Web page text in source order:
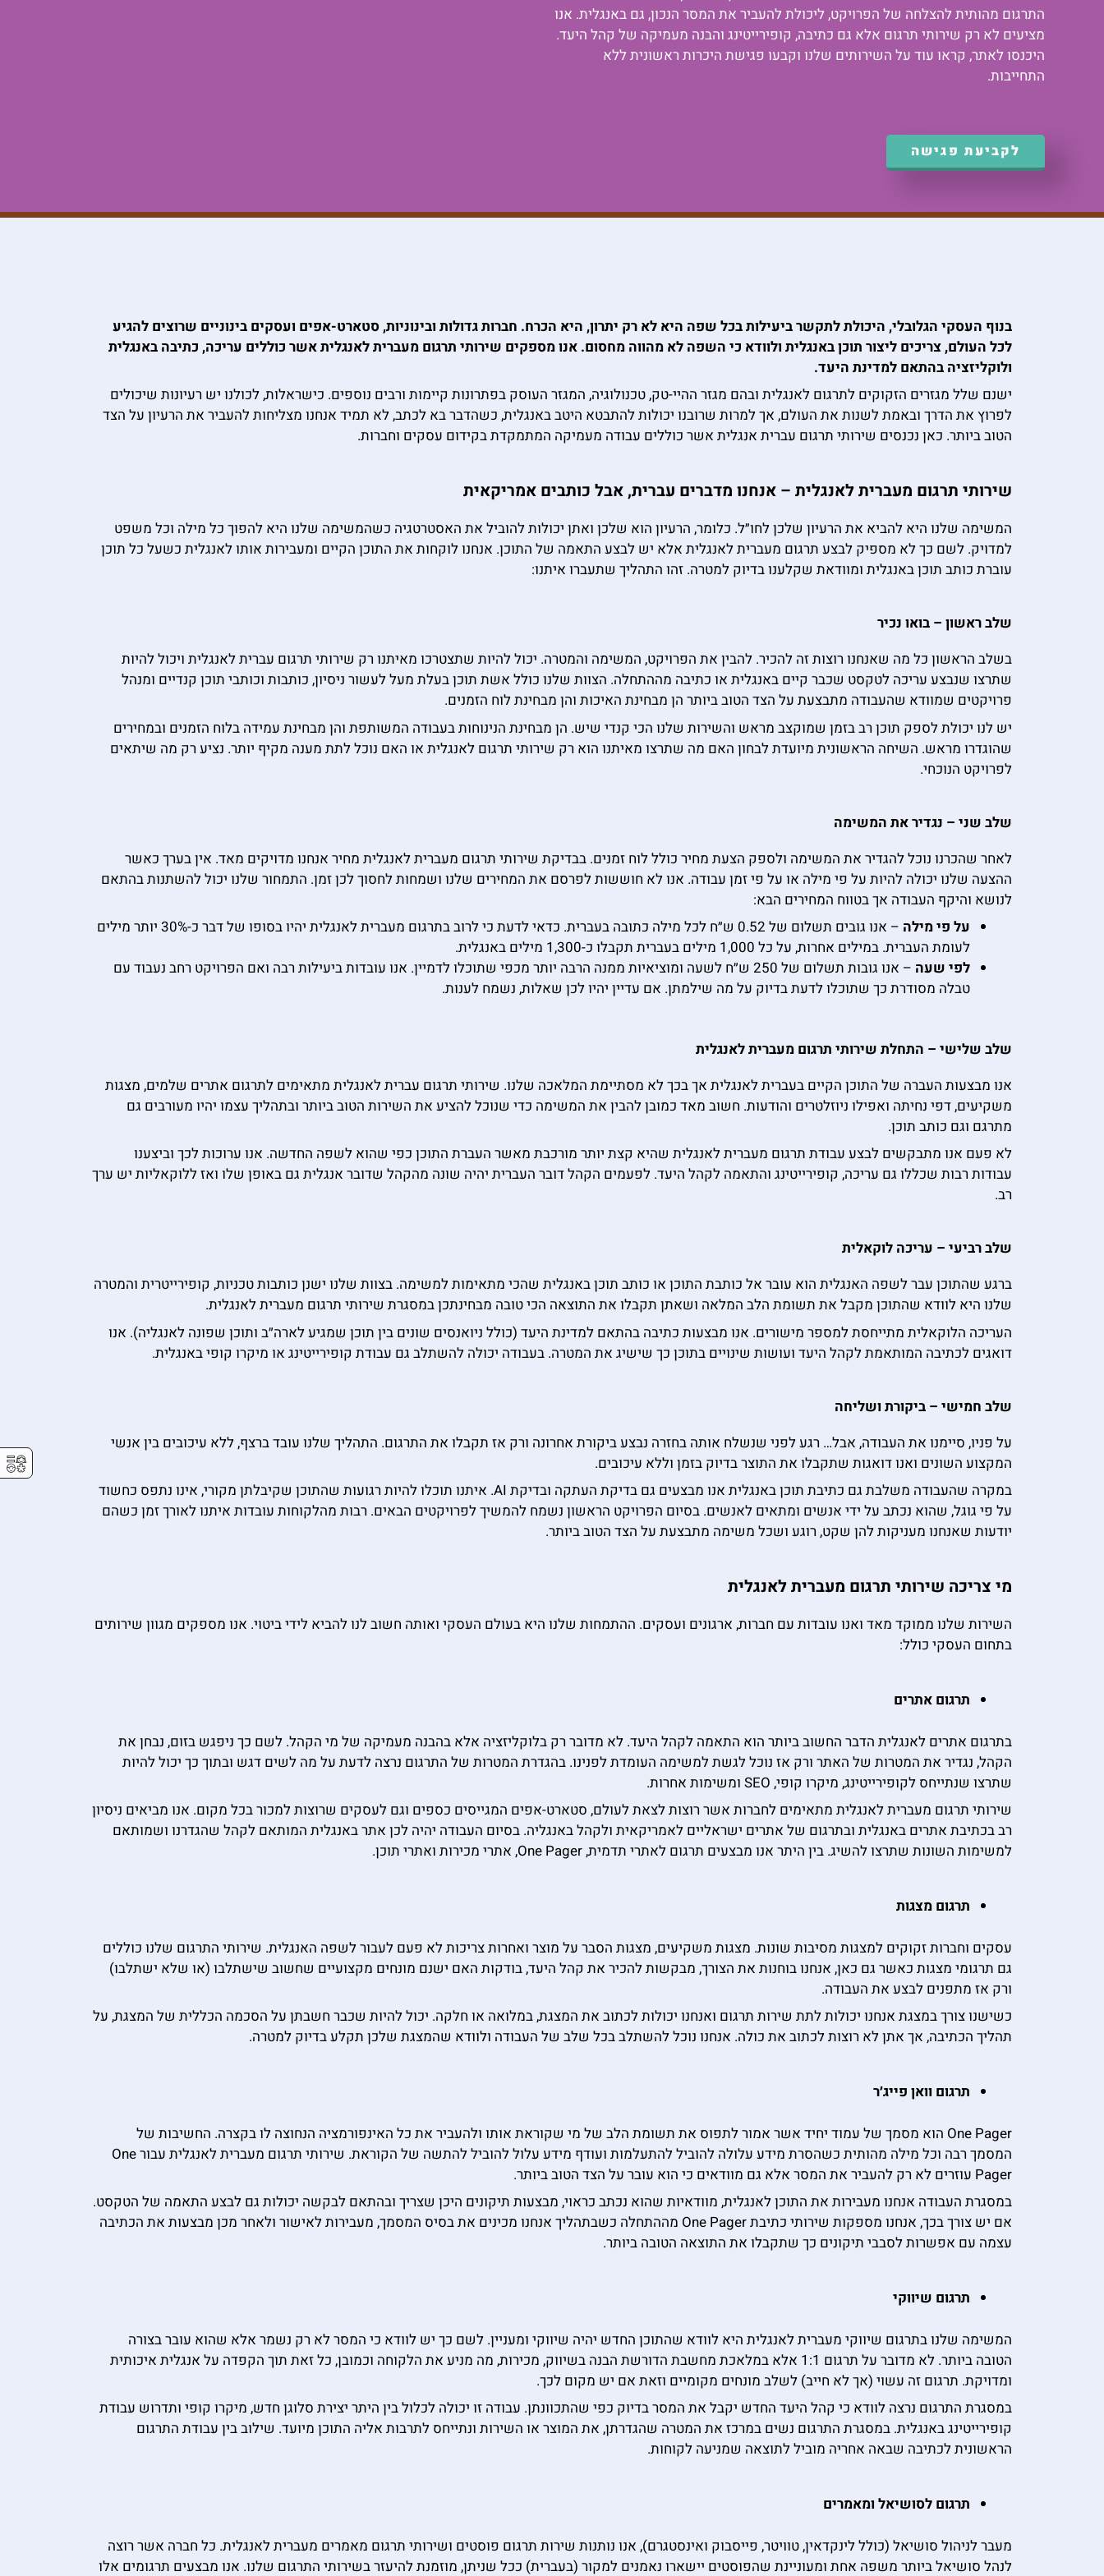
התרגום מהותית להצלחה של הפרויקט, ליכולת להעביר את המסר הנכון, גם באנגלית. אנו
מציעים לא רק שירותי תרגום אלא גם כתיבה, קופירייטינג והבנה מעמיקה של קהל היעד.
היכנסו לאתר, קראו עוד על השירותים שלנו וקבעו פגישת היכרות ראשונית ללא
התחייבות.
לקביעת פגישה
בנוף העסקי הגלובלי, היכולת לתקשר ביעילות בכל שפה היא לא רק יתרון, היא הכרח. חברות גדולות ובינוניות, סטארט-אפים ועסקים בינוניים שרוצים להגיע
לכל העולם, צריכים ליצור תוכן באנגלית ולוודא כי השפה לא מהווה מחסום. אנו מספקים שירותי תרגום מעברית לאנגלית אשר כוללים עריכה, כתיבה באנגלית
ולוקליזציה בהתאם למדינת היעד.
ישנם שלל מגזרים הזקוקים לתרגום לאנגלית ובהם מגזר ההיי-טק, טכנולוגיה, המגזר העוסק בפתרונות קיימות ורבים נוספים. כישראלות, לכולנו יש רעיונות שיכולים
לפרוץ את הדרך ובאמת לשנות את העולם, אך למרות שרובנו יכולות להתבטא היטב באנגלית, כשהדבר בא לכתב, לא תמיד אנחנו מצליחות להעביר את הרעיון על הצד
הטוב ביותר. כאן נכנסים שירותי תרגום עברית אנגלית אשר כוללים עבודה מעמיקה המתמקדת בקידום עסקים וחברות.
שירותי תרגום מעברית לאנגלית – אנחנו מדברים עברית, אבל כותבים אמריקאית
המשימה שלנו היא להביא את הרעיון שלכן לחו״ל. כלומר, הרעיון הוא שלכן ואתן יכולות להוביל את האסטרטגיה כשהמשימה שלנו היא להפוך כל מילה וכל משפט
למדויק. לשם כך לא מספיק לבצע תרגום מעברית לאנגלית אלא יש לבצע התאמה של התוכן. אנחנו לוקחות את התוכן הקיים ומעבירות אותו לאנגלית כשעל כל תוכן
עוברת כותב תוכן באנגלית ומוודאת שקלענו בדיוק למטרה. זהו התהליך שתעברו איתנו:
שלב ראשון – בואו נכיר
בשלב הראשון כל מה שאנחנו רוצות זה להכיר. להבין את הפרויקט, המשימה והמטרה. יכול להיות שתצטרכו מאיתנו רק שירותי תרגום עברית לאנגלית ויכול להיות
שתרצו שנבצע עריכה לטקסט שכבר קיים באנגלית או כתיבה מההתחלה. הצוות שלנו כולל אשת תוכן בעלת מעל לעשור ניסיון, כותבות וכותבי תוכן קנדיים ומנהל
פרויקטים שמוודא שהעבודה מתבצעת על הצד הטוב ביותר הן מבחינת האיכות והן מבחינת לוח הזמנים.
יש לנו יכולת לספק תוכן רב בזמן שמוקצב מראש והשירות שלנו הכי קנדי שיש. הן מבחינת הנינוחות בעבודה המשותפת והן מבחינת עמידה בלוח הזמנים ובמחירים
שהוגדרו מראש. השיחה הראשונית מיועדת לבחון האם מה שתרצו מאיתנו הוא רק שירותי תרגום לאנגלית או האם נוכל לתת מענה מקיף יותר. נציע רק מה שיתאים
לפרויקט הנוכחי.
שלב שני – נגדיר את המשימה
לאחר שהכרנו נוכל להגדיר את המשימה ולספק הצעת מחיר כולל לוח זמנים. בבדיקת שירותי תרגום מעברית לאנגלית מחיר אנחנו מדויקים מאד. אין בערך כאשר
ההצעה שלנו יכולה להיות על פי מילה או על פי זמן עבודה. אנו לא חוששות לפרסם את המחירים שלנו ושמחות לחסוך לכן זמן. התמחור שלנו יכול להשתנות בהתאם
לנושא והיקף העבודה אך בטווח המחירים הבא:
על פי מילה
– אנו גובים תשלום של 0.52 ש״ח לכל מילה כתובה בעברית. כדאי לדעת כי לרוב בתרגום מעברית לאנגלית יהיו בסופו של דבר כ-30% יותר מילים
לעומת העברית. במילים אחרות, על כל 1,000 מילים בעברית תקבלו כ-1,300 מילים באנגלית.
לפי שעה
– אנו גובות תשלום של 250 ש״ח לשעה ומוציאיות ממנה הרבה יותר מכפי שתוכלו לדמיין. אנו עובדות ביעילות רבה ואם הפרויקט רחב נעבוד עם
טבלה מסודרת כך שתוכלו לדעת בדיוק על מה שילמתן. אם עדיין יהיו לכן שאלות, נשמח לענות.
שלב שלישי – התחלת שירותי תרגום מעברית לאנגלית
אנו מבצעות העברה של התוכן הקיים בעברית לאנגלית אך בכך לא מסתיימת המלאכה שלנו. שירותי תרגום עברית לאנגלית מתאימים לתרגום אתרים שלמים, מצגות
משקיעים, דפי נחיתה ואפילו ניוזלטרים והודעות. חשוב מאד כמובן להבין את המשימה כדי שנוכל להציע את השירות הטוב ביותר ובתהליך עצמו יהיו מעורבים גם
מתרגם וגם כותב תוכן.
לא פעם אנו מתבקשים לבצע עבודת תרגום מעברית לאנגלית שהיא קצת יותר מורכבת מאשר העברת התוכן כפי שהוא לשפה החדשה. אנו ערוכות לכך וביצענו
עבודות רבות שכללו גם עריכה, קופירייטינג והתאמה לקהל היעד. לפעמים הקהל דובר העברית יהיה שונה מהקהל שדובר אנגלית גם באופן שלו ואז ללוקאליות יש ערך
רב.
שלב רביעי – עריכה לוקאלית
ברגע שהתוכן עבר לשפה האנגלית הוא עובר אל כותבת התוכן או כותב תוכן באנגלית שהכי מתאימות למשימה. בצוות שלנו ישנן כותבות טכניות, קופירייטרית והמטרה
שלנו היא לוודא שהתוכן מקבל את תשומת הלב המלאה ושאתן תקבלו את התוצאה הכי טובה מבחינתכן במסגרת שירותי תרגום מעברית לאנגלית.
העריכה הלוקאלית מתייחסת למספר מישורים. אנו מבצעות כתיבה בהתאם למדינת היעד (כולל ניואנסים שונים בין תוכן שמגיע לארה״ב ותוכן שפונה לאנגליה). אנו
דואגים לכתיבה המותאמת לקהל היעד ועושות שינויים בתוכן כך שישיג את המטרה. בעבודה יכולה להשתלב גם עבודת קופירייטינג או מיקרו קופי באנגלית.
שלב חמישי – ביקורת ושליחה
על פניו, סיימנו את העבודה, אבל… רגע לפני שנשלח אותה בחזרה נבצע ביקורת אחרונה ורק אז תקבלו את התרגום. התהליך שלנו עובד ברצף, ללא עיכובים בין אנשי
המקצוע השונים ואנו דואגות שתקבלו את התוצר בדיוק בזמן וללא עיכובים.
במקרה שהעבודה משלבת גם כתיבת תוכן באנגלית אנו מבצעים גם בדיקת העתקה ובדיקת AI. איתנו תוכלו להיות רגועות שהתוכן שקיבלתן מקורי, אינו נתפס כחשוד
על פי גוגל, שהוא נכתב על ידי אנשים ומתאים לאנשים. בסיום הפרויקט הראשון נשמח להמשיך לפרויקטים הבאים. רבות מהלקוחות עובדות איתנו לאורך זמן כשהם
יודעות שאנחנו מעניקות להן שקט, רוגע ושכל משימה מתבצעת על הצד הטוב ביותר.
מי צריכה שירותי תרגום מעברית לאנגלית
השירות שלנו ממוקד מאד ואנו עובדות עם חברות, ארגונים ועסקים. ההתמחות שלנו היא בעולם העסקי ואותה חשוב לנו להביא לידי ביטוי. אנו מספקים מגוון שירותים
בתחום העסקי כולל:
תרגום אתרים
בתרגום אתרים לאנגלית הדבר החשוב ביותר הוא התאמה לקהל היעד. לא מדובר רק בלוקליזציה אלא בהבנה מעמיקה של מי הקהל. לשם כך ניפגש בזום, נבחן את
הקהל, נגדיר את המטרות של האתר ורק אז נוכל לגשת למשימה העומדת לפנינו. בהגדרת המטרות של התרגום נרצה לדעת על מה לשים דגש ובתוך כך יכול להיות
שתרצו שנתייחס לקופירייטינג, מיקרו קופי, SEO ומשימות אחרות.
שירותי תרגום מעברית לאנגלית מתאימים לחברות אשר רוצות לצאת לעולם, סטארט-אפים המגייסים כספים וגם לעסקים שרוצות למכור בכל מקום. אנו מביאים ניסיון
רב בכתיבת אתרים באנגלית ובתרגום של אתרים ישראליים לאמריקאית ולקהל באנגליה. בסיום העבודה יהיה לכן אתר באנגלית המותאם לקהל שהגדרנו ושמותאם
למשימות השונות שתרצו להשיג. בין היתר אנו מבצעים תרגום לאתרי תדמית, One Pager, אתרי מכירות ואתרי תוכן.
תרגום מצגות
עסקים וחברות זקוקים למצגות מסיבות שונות. מצגות משקיעים, מצגות הסבר על מוצר ואחרות צריכות לא פעם לעבור לשפה האנגלית. שירותי התרגום שלנו כוללים
גם תרגומי מצגות כאשר גם כאן, אנחנו בוחנות את הצורך, מבקשות להכיר את קהל היעד, בודקות האם ישנם מונחים מקצועיים שחשוב שישתלבו (או שלא ישתלבו)
ורק אז מתפנים לבצע את העבודה.
כשישנו צורך במצגת אנחנו יכולות לתת שירות תרגום ואנחנו יכולות לכתוב את המצגת, במלואה או חלקה. יכול להיות שכבר חשבתן על הסכמה הכללית של המצגת, על
תהליך הכתיבה, אך אתן לא רוצות לכתוב את כולה. אנחנו נוכל להשתלב בכל שלב של העבודה ולוודא שהמצגת שלכן תקלע בדיוק למטרה.
תרגום וואן פייג׳ר
One Pager הוא מסמך של עמוד יחיד אשר אמור לתפוס את תשומת הלב של מי שקוראת אותו ולהעביר את כל האינפורמציה הנחוצה לו בקצרה. החשיבות של
המסמך רבה וכל מילה מהותית כשהסרת מידע עלולה להוביל להתעלמות ועודף מידע עלול להוביל להתשה של הקוראת. שירותי תרגום מעברית לאנגלית עבור One
Pager עוזרים לא רק להעביר את המסר אלא גם מוודאים כי הוא עובר על הצד הטוב ביותר.
במסגרת העבודה אנחנו מעבירות את התוכן לאנגלית, מוודאיות שהוא נכתב כראוי, מבצעות תיקונים היכן שצריך ובהתאם לבקשה יכולות גם לבצע התאמה של הטקסט.
אם יש צורך בכך, אנחנו מספקות שירותי כתיבת One Pager מההתחלה כשבתהליך אנחנו מכינים את בסיס המסמך, מעבירות לאישור ולאחר מכן מבצעות את הכתיבה
עצמה עם אפשרות לסבבי תיקונים כך שתקבלו את התוצאה הטובה ביותר.
תרגום שיווקי
המשימה שלנו בתרגום שיווקי מעברית לאנגלית היא לוודא שהתוכן החדש יהיה שיווקי ומעניין. לשם כך יש לוודא כי המסר לא רק נשמר אלא שהוא עובר בצורה
הטובה ביותר. לא מדובר על תרגום 1:1 אלא במלאכת מחשבת הדורשת הבנה בשיווק, מכירות, מה מניע את הלקוחה וכמובן, כל זאת תוך הקפדה על אנגלית איכותית
ומדויקת. תרגום זה עשוי (אך לא חייב) לשלב מונחים מקומיים וזאת אם יש מקום לכך.
במסגרת התרגום נרצה לוודא כי קהל היעד החדש יקבל את המסר בדיוק כפי שהתכוונתן. עבודה זו יכולה לכלול בין היתר יצירת סלוגן חדש, מיקרו קופי ותדרוש עבודת
קופירייטינג באנגלית. במסגרת התרגום נשים במרכז את המטרה שהגדרתן, את המוצר או השירות ונתייחס לתרבות אליה התוכן מיועד. שילוב בין עבודת התרגום
הראשונית לכתיבה שבאה אחריה מוביל לתוצאה שמניעה לקוחות.
תרגום לסושיאל ומאמרים
מעבר לניהול סושיאל (כולל לינקדאין, טוויטר, פייסבוק ואינסטגרם), אנו נותנות שירות תרגום פוסטים ושירותי תרגום מאמרים מעברית לאנגלית. כל חברה אשר רוצה
לנהל סושיאל ביותר משפה אחת ומעוניינת שהפוסטים יישארו נאמנים למקור (בעברית) ככל שניתן, מוזמנת להיעזר בשירותי התרגום שלנו. אנו מבצעים תרגומים אלו
⚥︎